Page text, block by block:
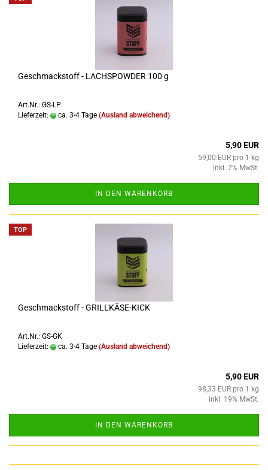
Geschmackstoff - LACHSPOWDER 100 g
Art.Nr.: GS-LP
Lieferzeit:
ca. 3-4 Tage (Ausland abweichend)
5,90 EUR
59,00 EUR pro 1 kg
inkl. 7% MwSt.
IN DEN WARENKORB
TOP
Geschmackstoff - GRILLKÄSE-KICK
Art.Nr.: GS-GK
Lieferzeit:
ca. 3-4 Tage (Ausland abweichend)
5,90 EUR
98,33 EUR pro 1 kg
inkl. 19% MwSt.
IN DEN WARENKORB